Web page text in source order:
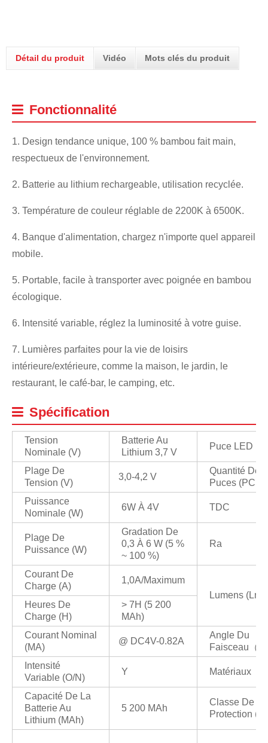
Détail du produit Vidéo Mots clés du produit
Fonctionnalité
1. Design tendance unique, 100 % bambou fait main,
respectueux de l'environnement.
2. Batterie au lithium rechargeable, utilisation recyclée.
3. Température de couleur réglable de 2200K à 6500K.
4. Banque d'alimentation, chargez n'importe quel appareil
mobile.
5. Portable, facile à transporter avec poignée en bambou
écologique.
6. Intensité variable, réglez la luminosité à votre guise.
7. Lumières parfaites pour la vie de loisirs
intérieure/extérieure, comme la maison, le jardin, le
restaurant, le café-bar, le camping, etc.
Spécification
Tension
Nominale (V)
Batterie Au
Lithium 3,7 V
Puce LED
Plage De
Tension (V)
3,0-4,2 V
Quantité De
Puces (PCS)
Puissance
Nominale (W)
6W À 4V TDC
Plage De
Puissance (W)
Gradation De
0,3 À 6 W (5 %
~ 100 %)
Ra
Courant De
Charge (A)
1,0A/maximum
Lumens (Lm)
Heures De
Charge (H)
> 7H (5 200
MAh)
Courant Nominal
(mA)
@ DC4V-0.82A
Angle Du
Faisceau（°
Intensité
Variable (O/N)
Y Matériaux
Capacité De La
Batterie Au
Lithium (mAh)
5 200 MAh
Classe De
Protection